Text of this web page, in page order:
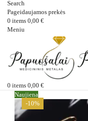
Search
Pageidaujamos prekės
0 items 0,00 €
Meniu
0 items 0,00 €
-10%
Naujiena